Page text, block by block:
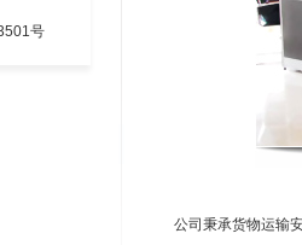
号
公司秉承货物运输